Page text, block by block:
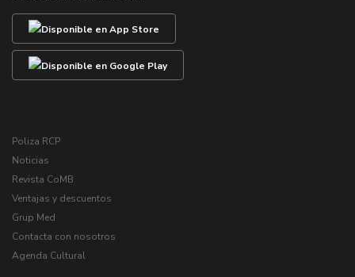
Poliza RCP
Noticias
Revista CoMB
Ventajas y descuentos
Grup Med
Contacta con nosotros
Agenda Cultural